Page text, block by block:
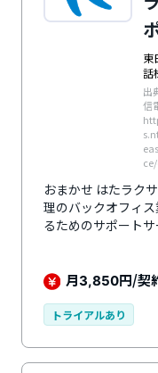
東
話
出
信
おまかせ はたラク
理のバックオフィ
るためのサポート
たSaaSを一括で
応などを一元化し
により、企業はバッ
す。
月3,850円/契
トライアルあり